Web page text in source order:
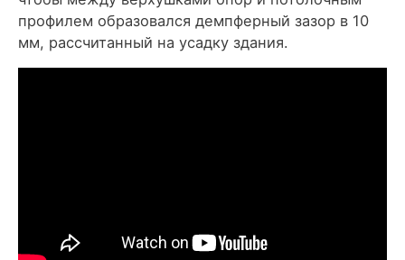
профилем образовался демпферный зазор в 10
мм, рассчитанный на усадку здания.